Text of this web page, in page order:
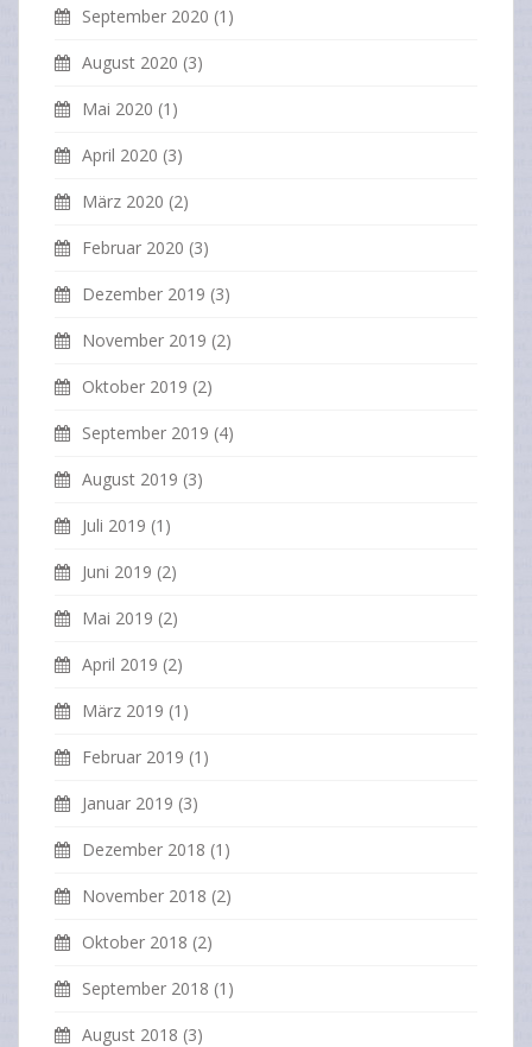
September 2020 (1)
August 2020 (3)
Mai 2020 (1)
April 2020 (3)
März 2020 (2)
Februar 2020 (3)
Dezember 2019 (3)
November 2019 (2)
Oktober 2019 (2)
September 2019 (4)
August 2019 (3)
Juli 2019 (1)
Juni 2019 (2)
Mai 2019 (2)
April 2019 (2)
März 2019 (1)
Februar 2019 (1)
Januar 2019 (3)
Dezember 2018 (1)
November 2018 (2)
Oktober 2018 (2)
September 2018 (1)
August 2018 (3)